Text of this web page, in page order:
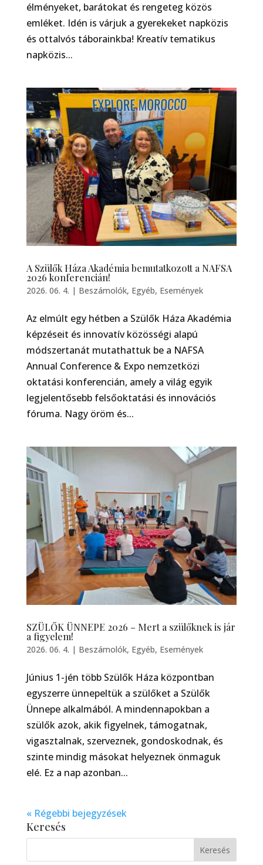
élményeket, barátokat és rengeteg közös
emléket. Idén is várjuk a gyerekeket napközis
és ottalvós táborainkba! Kreatív tematikus
napközis...
A Szülők Háza Akadémia bemutatkozott a NAFSA
2026 konferencián!
2026. 06. 4. | Beszámolók, Egyéb, Események
Az elmúlt egy hétben a Szülők Háza Akadémia
képzéseit és innovatív közösségi alapú
módszertanát mutathattuk be a NAFSA
Annual Conference & Expo nemzetközi
oktatási konferencián, amely a világ egyik
legjelentősebb felsőoktatási és innovációs
fóruma. Nagy öröm és...
SZÜLŐK ÜNNEPE 2026 – Mert a szülőknek is jár
a figyelem!
2026. 06. 4. | Beszámolók, Egyéb, Események
Június 1-jén több Szülők Háza központban
egyszerre ünnepeltük a szülőket a Szülők
Ünnepe alkalmából. A mindennapokban a
szülők azok, akik figyelnek, támogatnak,
vigasztalnak, szerveznek, gondoskodnak, és
szinte mindig másokat helyeznek önmaguk
elé. Ez a nap azonban...
« Régebbi bejegyzések
Keresés